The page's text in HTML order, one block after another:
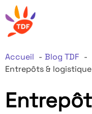
Accueil
Blog TDF
Entrepôts &